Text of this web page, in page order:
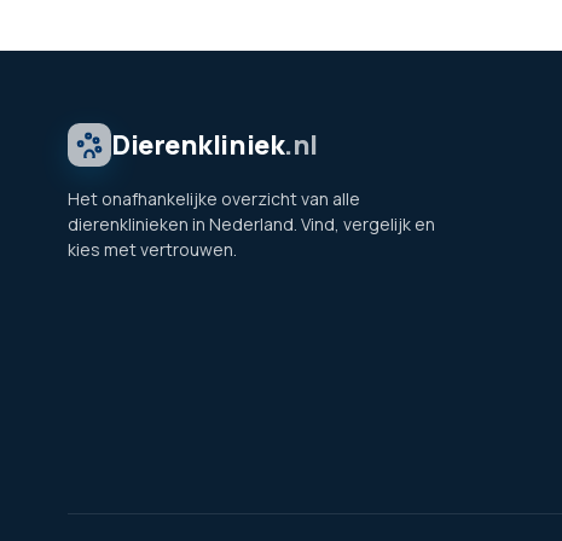
Dierenkliniek.nl
Het onafhankelijke overzicht van alle
dierenklinieken in Nederland. Vind, vergelijk en
kies met vertrouwen.